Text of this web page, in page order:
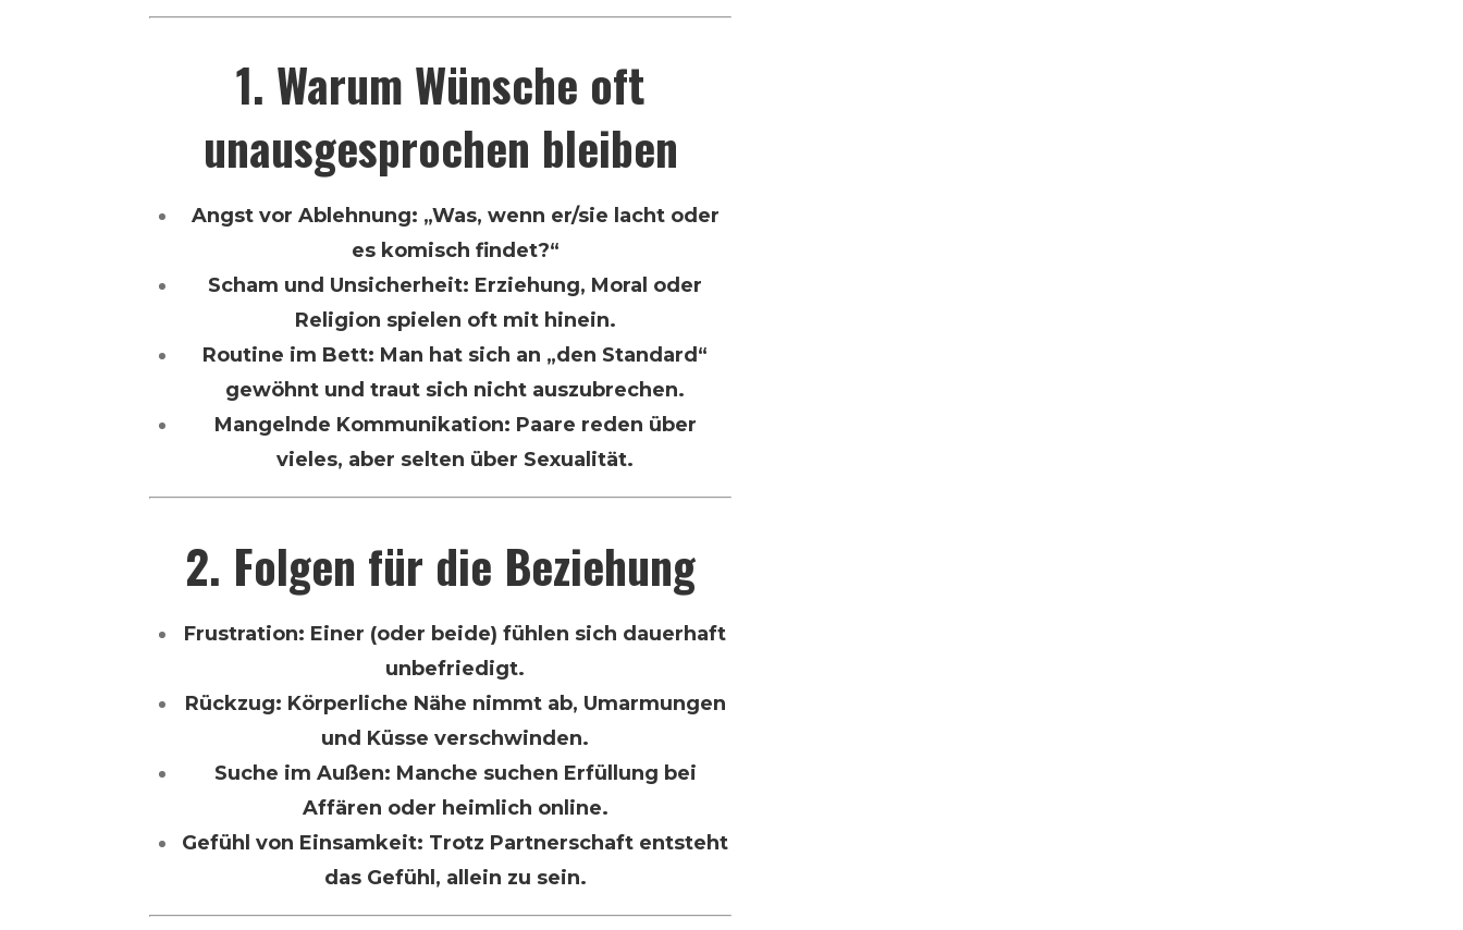
1. Warum Wünsche oft
unausgesprochen bleiben
Angst vor Ablehnung: „Was, wenn er/sie lacht oder
es komisch findet?“
Scham und Unsicherheit: Erziehung, Moral oder
Religion spielen oft mit hinein.
Routine im Bett: Man hat sich an „den Standard“
gewöhnt und traut sich nicht auszubrechen.
Mangelnde Kommunikation: Paare reden über
vieles, aber selten über Sexualität.
2. Folgen für die Beziehung
Frustration: Einer (oder beide) fühlen sich dauerhaft
unbefriedigt.
Rückzug: Körperliche Nähe nimmt ab, Umarmungen
und Küsse verschwinden.
Suche im Außen: Manche suchen Erfüllung bei
Affären oder heimlich online.
Gefühl von Einsamkeit: Trotz Partnerschaft entsteht
das Gefühl, allein zu sein.